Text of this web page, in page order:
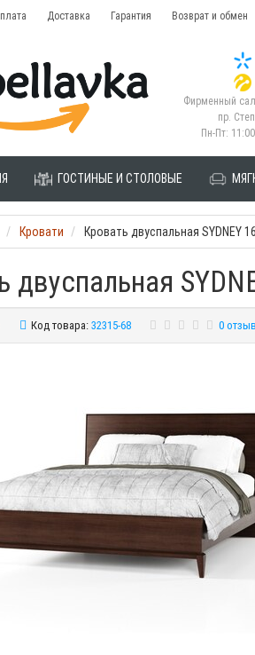
Доставка Гарантия Возврат и обмен
Фирменный
пр.
Пн-Пт:
ГОСТИНЫЕ И СТОЛОВЫЕ
Кровати Кровать двуспальная SYDNEY
двуспальная
Код товара:32315-68 0